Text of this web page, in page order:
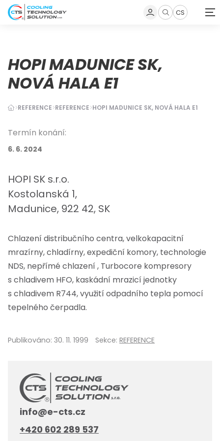
Zobrazit
vyhledávání
CS
HOPI MADUNICE SK,
NOVÁ HALA E1
REFERENCE REFERENCE HOPI MADUNICE SK, NOVÁ HALA E1
Termín konání:
6. 6. 2024
HOPI SK s.r.o.
Kostolanská 1,
Madunice, 922 42, SK
Chlazení distribučního centra, velkokapacitní
mrazírny, chladírny, expediční komory, technologie
NDS, nepřímé chlazení , Turbocore kompresory
s chladivem HFO, kaskádní mrazicí jednotky
s chladivem R744, využití odpadního tepla pomocí
tepelného čerpadla.
Publikováno: 30. 11. 1999 Sekce: REFERENCE
info@e-cts.cz
+420 602 289 537